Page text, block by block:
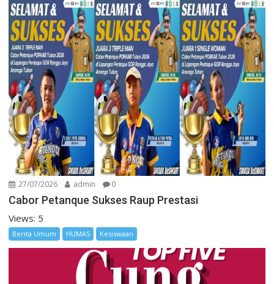
27/07/2026 admin 0
Cabor Petanque Sukses Raup Prestasi
Views: 5
Berita Umum HUMAS Kesiswaan